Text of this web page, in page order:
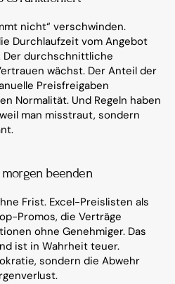
nicht“ verschwinden.
Durchlaufzeit vom Angebot
Der durchschnittliche
wächst. Der Anteil der
Preisfreigaben
Normalität. Und Regeln haben
man misstraut, sondern
morgen beenden
Frist. Excel-Preislisten als
Promos, die Verträge
ohne Genehmiger. Das
ist in Wahrheit teuer.
sondern die Abwehr